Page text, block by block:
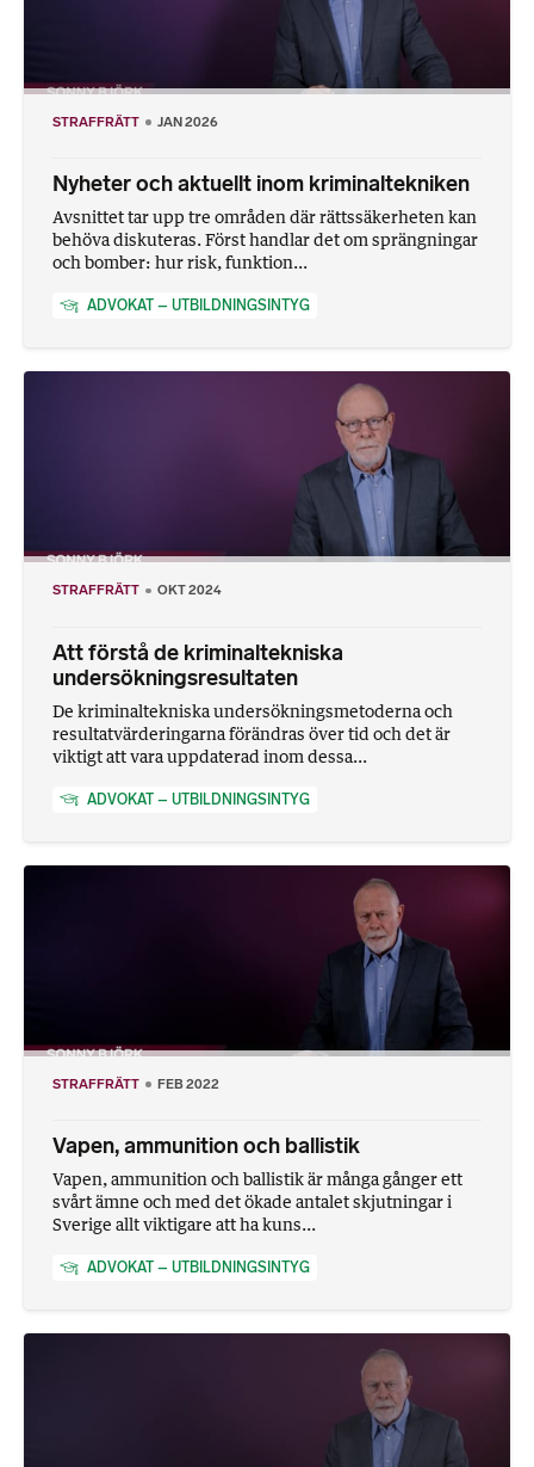
STRAFFRÄTT JAN 2026
Nyheter och aktuellt inom kriminaltekniken
Avsnittet tar upp tre områden där rättssäkerheten kan
behöva diskuteras. Först handlar det om sprängningar
och bomber: hur risk, funktion...
ADVOKAT – UTBILDNINGSINTYG
STRAFFRÄTT OKT 2024
Att förstå de kriminaltekniska
undersökningsresultaten
De kriminaltekniska undersökningsmetoderna och
resultatvärderingarna förändras över tid och det är
viktigt att vara uppdaterad inom dessa...
ADVOKAT – UTBILDNINGSINTYG
STRAFFRÄTT FEB 2022
Vapen, ammunition och ballistik
Vapen, ammunition och ballistik är många gånger ett
svårt ämne och med det ökade antalet skjutningar i
Sverige allt viktigare att ha kuns...
ADVOKAT – UTBILDNINGSINTYG